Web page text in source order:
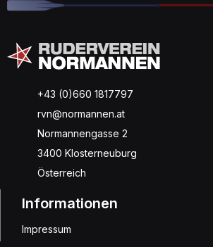
+43 (0)660 1817797
rvn@normannen.at
Normannengasse 2
3400 Klosterneuburg
Österreich
Informationen
Impressum